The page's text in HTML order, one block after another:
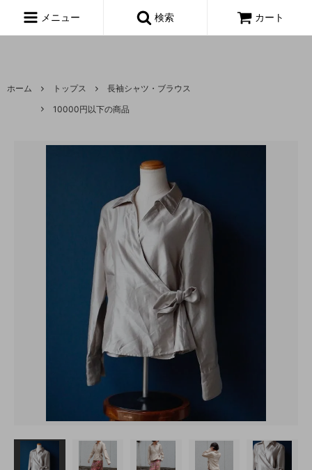
着,made in usa,アメーバ,
メニュー 検索 カート
ホーム トップス
長袖シャツ・ブラウス
10000円以下の商品